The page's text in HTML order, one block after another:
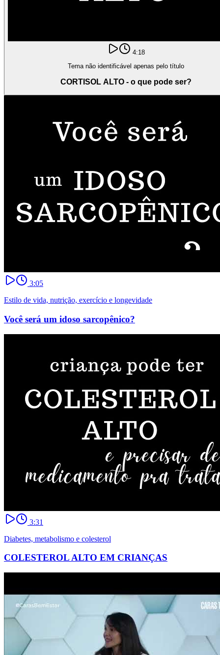
4:18
Tema não identificável apenas pelo título
CORTISOL ALTO - o que pode ser?
3:05
Estilo de vida, nutrição, exercício e longevidade
Você será um idoso sarcopênico?
3:31
Diabetes, metabolismo e colesterol
COLESTEROL ALTO EM CRIANÇAS